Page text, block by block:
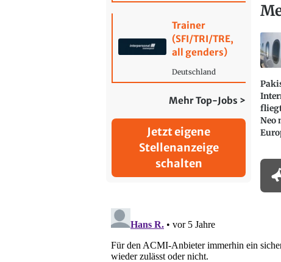
Trainer
(SFI/TRI/TRE,
all genders)
Deutschland
Mehr Top-Jobs >
Jetzt eigene
Stellenanzeige
schalten
Neo